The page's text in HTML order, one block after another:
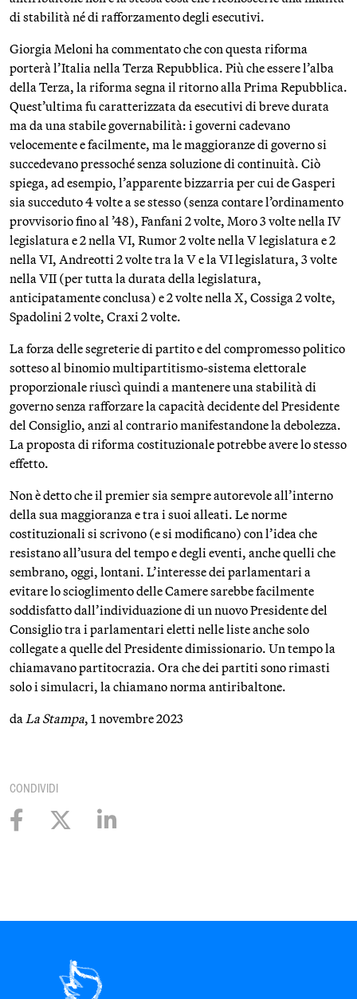
di stabilità né di rafforzamento degli esecutivi.
Giorgia Meloni ha commentato che con questa riforma
porterà l’Italia nella Terza Repubblica. Più che essere l’alba
della Terza, la riforma segna il ritorno alla Prima Repubblica.
Quest’ultima fu caratterizzata da esecutivi di breve durata
ma da una stabile governabilità: i governi cadevano
velocemente e facilmente, ma le maggioranze di governo si
succedevano pressoché senza soluzione di continuità. Ciò
spiega, ad esempio, l’apparente bizzarria per cui de Gasperi
sia succeduto 4 volte a se stesso (senza contare l’ordinamento
provvisorio fino al ’48), Fanfani 2 volte, Moro 3 volte nella IV
legislatura e 2 nella VI, Rumor 2 volte nella V legislatura e 2
nella VI, Andreotti 2 volte tra la V e la VI legislatura, 3 volte
nella VII (per tutta la durata della legislatura,
anticipatamente conclusa) e 2 volte nella X, Cossiga 2 volte,
Spadolini 2 volte, Craxi 2 volte.
La forza delle segreterie di partito e del compromesso politico
sotteso al binomio multipartitismo-sistema elettorale
proporzionale riuscì quindi a mantenere una stabilità di
governo senza rafforzare la capacità decidente del Presidente
del Consiglio, anzi al contrario manifestandone la debolezza.
La proposta di riforma costituzionale potrebbe avere lo stesso
effetto.
Non è detto che il premier sia sempre autorevole all’interno
della sua maggioranza e tra i suoi alleati. Le norme
costituzionali si scrivono (e si modificano) con l’idea che
resistano all’usura del tempo e degli eventi, anche quelli che
sembrano, oggi, lontani. L’interesse dei parlamentari a
evitare lo scioglimento delle Camere sarebbe facilmente
soddisfatto dall’individuazione di un nuovo Presidente del
Consiglio tra i parlamentari eletti nelle liste anche solo
collegate a quelle del Presidente dimissionario. Un tempo la
chiamavano partitocrazia. Ora che dei partiti sono rimasti
solo i simulacri, la chiamano norma antiribaltone.
daLa Stampa, 1 novembre 2023
CONDIVIDI